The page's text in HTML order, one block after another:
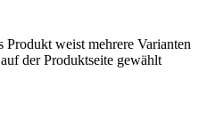
Produkt weist mehrere Varianten
der Produktseite gewählt